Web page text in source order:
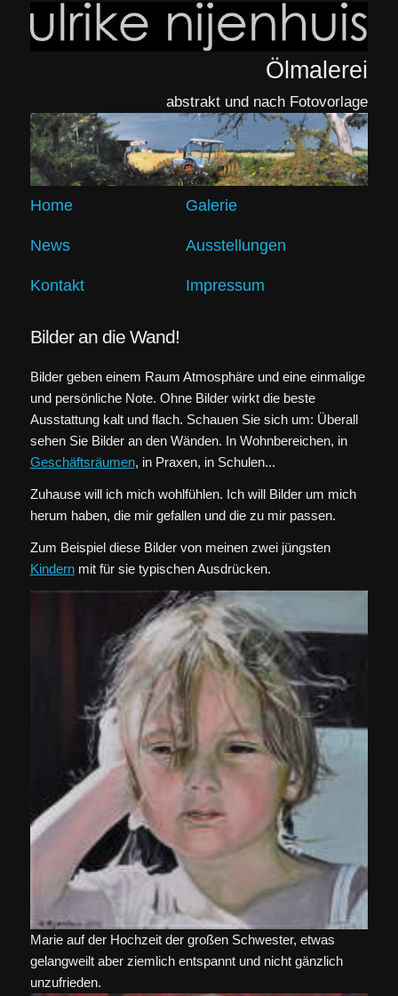
Ölmalerei
abstrakt und nach Fotovorlage
Home Galerie
News Ausstellungen
Kontakt Impressum
Bilder an die Wand!
Bilder geben einem Raum Atmosphäre und eine einmalige
und persönliche Note. Ohne Bilder wirkt die beste
Ausstattung kalt und flach. Schauen Sie sich um: Überall
sehen Sie Bilder an den Wänden. In Wohnbereichen, in
Geschäftsräumen, in Praxen, in Schulen...
Zuhause will ich mich wohlfühlen. Ich will Bilder um mich
herum haben, die mir gefallen und die zu mir passen.
Zum Beispiel diese Bilder von meinen zwei jüngsten
Kindernmit für sie typischen Ausdrücken.
Marie auf der Hochzeit der großen Schwester, etwas
gelangweilt aber ziemlich entspannt und nicht gänzlich
unzufrieden.